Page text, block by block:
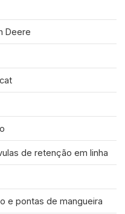
Deere
de retenção em linha
e pontas de mangueira